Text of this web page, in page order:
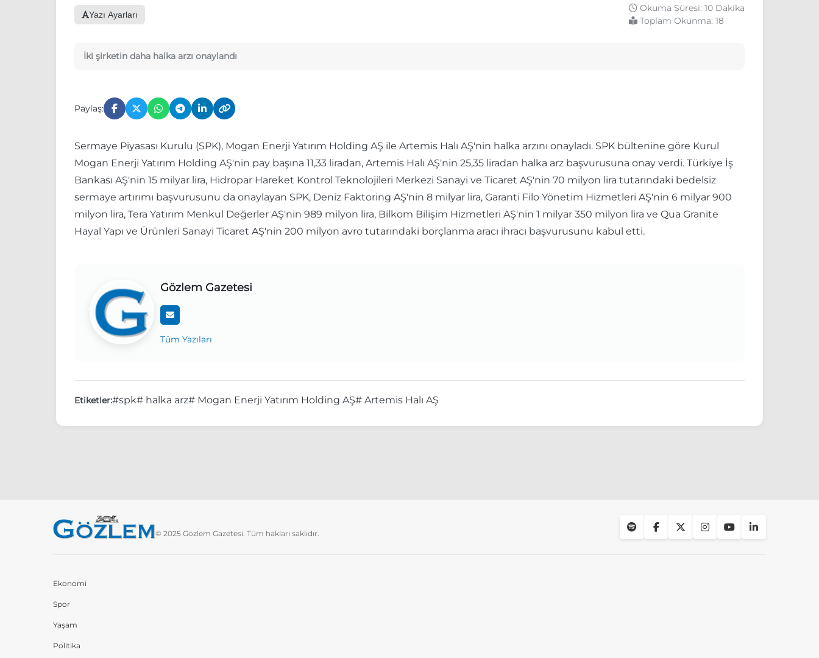
Yazı Ayarları
Okuma Süresi: 10 Dakika
Toplam Okunma: 18
İki şirketin daha halka arzı onaylandı
Paylaş:
Sermaye Piyasası Kurulu (SPK), Mogan Enerji Yatırım Holding AŞ ile Artemis Halı AŞ'nin halka arzını onayladı. SPK bültenine göre Kurul
Mogan Enerji Yatırım Holding AŞ'nin pay başına 11,33 liradan, Artemis Halı AŞ'nin 25,35 liradan halka arz başvurusuna onay verdi. Türkiye İş
Bankası AŞ'nin 15 milyar lira, Hidropar Hareket Kontrol Teknolojileri Merkezi Sanayi ve Ticaret AŞ'nin 70 milyon lira tutarındaki bedelsiz
sermaye artırımı başvurusunu da onaylayan SPK, Deniz Faktoring AŞ'nin 8 milyar lira, Garanti Filo Yönetim Hizmetleri AŞ'nin 6 milyar 900
milyon lira, Tera Yatırım Menkul Değerler AŞ'nin 989 milyon lira, Bilkom Bilişim Hizmetleri AŞ'nin 1 milyar 350 milyon lira ve Qua Granite
Hayal Yapı ve Ürünleri Sanayi Ticaret AŞ'nin 200 milyon avro tutarındaki borçlanma aracı ihracı başvurusunu kabul etti.
Gözlem Gazetesi
Tüm Yazıları
Etiketler:#spk# halka arz# Mogan Enerji Yatırım Holding AŞ# Artemis Halı AŞ
© 2025 Gözlem Gazetesi. Tüm hakları saklıdır.
Ekonomi
Spor
Yaşam
Politika